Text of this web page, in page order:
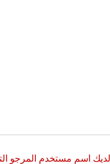
اسم مستخدم المرجو